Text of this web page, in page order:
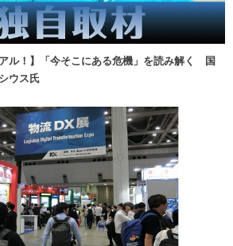
アル！】「今そこにある危機」を読み解く 国
ウス氏